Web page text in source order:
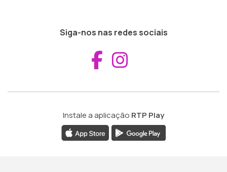
Siga-nos nas redes sociais
Aceder ao
Instale a aplicação RTP Play